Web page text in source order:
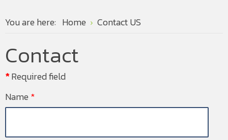
You are here: Home Contact US
Contact
*Required field
Name*